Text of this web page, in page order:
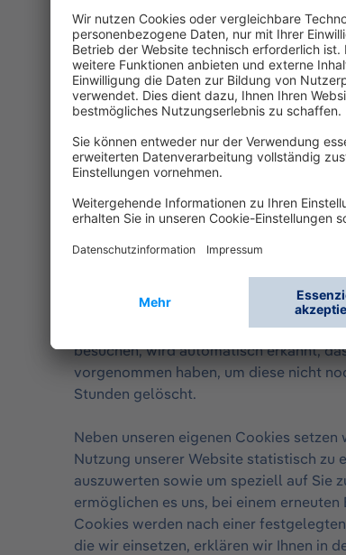
1.2 Cookies und ähnliche Technologien
Um unser Angebot so nutzerfreundlich
Unternehmen auch, sog. Cookies und
automatisch erstellt und die auf Ihrem
In dem Cookie werden Informationen
Endgerät ergeben. Dies bedeutet
Einsatz von Cookies dient dazu, die
gestalten. So setzen wir z.B. sog.
besucht haben. Damit können Sie
Warenkorb legen, ohne dass Sie hierfür
Darüber hinaus setzen wir ebenfalls
bestimmten festgelegten Zeitraum auf
besuchen, wird automatisch erkannt,
vorgenommen haben, um diese nicht
Stunden gelöscht.
Neben unseren eigenen Cookies
Nutzung unserer Website statistisch zu
auszuwerten sowie um speziell auf Sie
ermöglichen es uns, bei einem
Cookies werden nach einer
die wir einsetzen, erklären wir Ihnen in